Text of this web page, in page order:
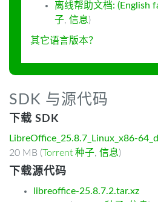
离线帮助文档: (English
子, 信息)
其它语言版本？
SDK 与源代码
下载 SDK
LibreOffice_25.8.7_Linux_x86-
20 MB (Torrent 种子, 信息)
下载源代码
libreoffice-25.8.7.2.tar.xz